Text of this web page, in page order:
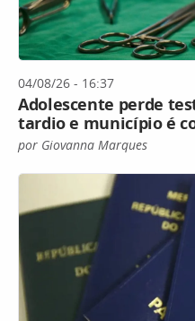
04/08/26 - 16:37
Adolescente perde
tardio e município é
por Giovanna Marques